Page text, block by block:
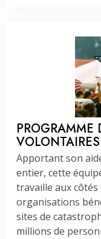
PROGRAMME
VOLONTAIRES
Apportant son
entier, cette
travaille aux côtés
organisations
sites de
millions de